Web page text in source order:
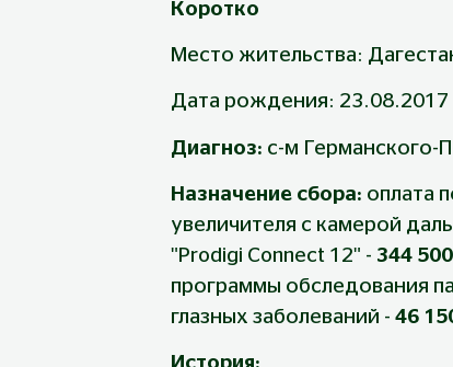
Коротко
Место жительства:
Дата рождения: 23.08.2017
Диагноз: с-м Германского-
Назначение сбора: оплата
увеличителя с камерой
"Prodigi Connect 12" - 344
программы обследования
глазных заболеваний - 46